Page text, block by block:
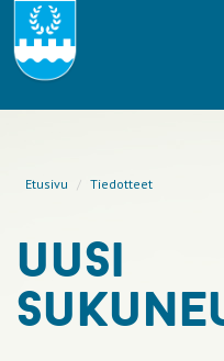
Etusivu Tiedotteet
uusi